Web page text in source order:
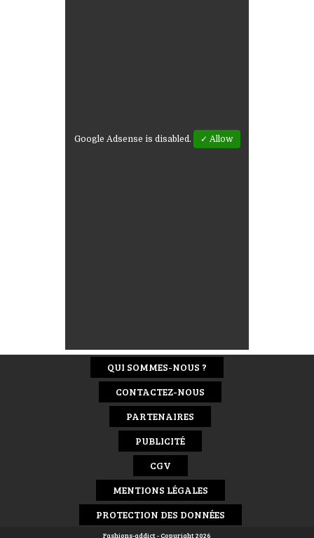
Google Adsense is disabled. ✓ Allow
QUI SOMMES-NOUS ?
CONTACTEZ-NOUS
PARTENAIRES
PUBLICITÉ
CGV
MENTIONS LÉGALES
PROTECTION DES DONNÉES
Fashions-addict - Copyright 2026